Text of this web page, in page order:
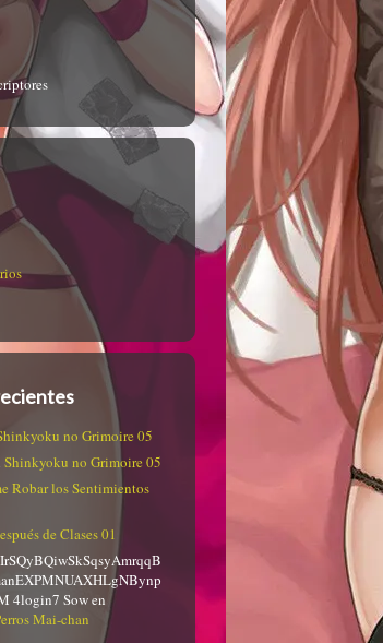
no Grimoire 05
Shinkyoku no Grimoire 05
Robar los Sentimientos
de Clases 01
4login7 Sowen
Mai-chan